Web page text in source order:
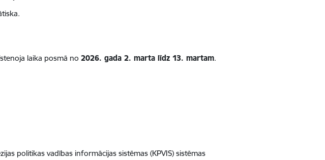
laika posmā no 2026. gada 2. marta līdz 13. martam.
politikas vadības informācijas sistēmas (KPVIS) sistēmas